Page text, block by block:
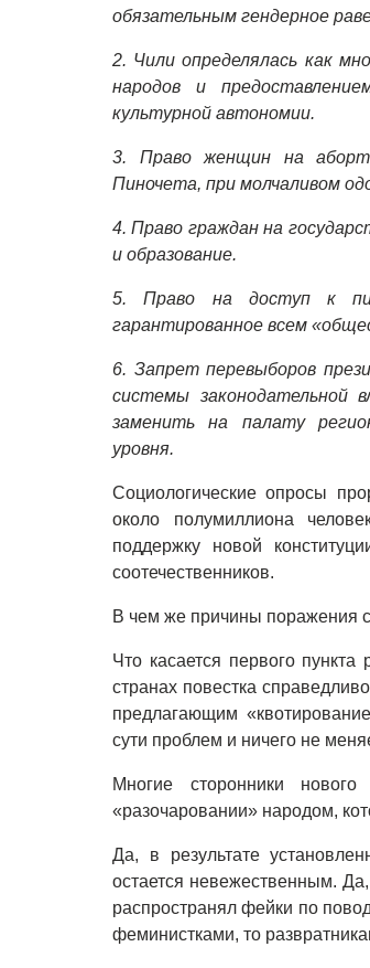
обязательным гендерное
2. Чили определялась как
народов и
культурной автономии.
3. Право женщин на
Пиночета, при молчаливом
4. Право граждан на
и образование.
5. Право на доступ к
гарантированное всем
6. Запрет перевыборов
системы законодательной
заменить на палату
уровня.
Социологические опросы
около полумиллиона
поддержку новой
соотечественников.
В чем же причины поражения
Что касается первого
странах повестка
предлагающим
сути проблем и ничего не
Многие сторонники
«разочаровании» народом,
Да, в результате
остается невежественным.
распространял фейки по
феминистками, то